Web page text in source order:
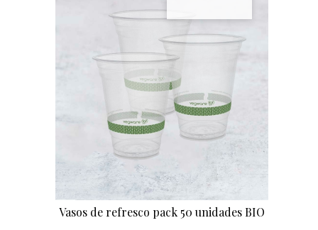
Vasos de refresco pack 50 unidades BIO